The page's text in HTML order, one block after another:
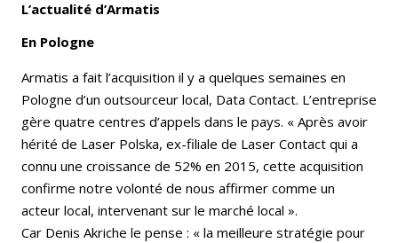
L’actualité d’Armatis
En Pologne
Armatis a fait l’acquisition il y a quelques semaines en
Pologne d’un outsourceur local, Data Contact. L’entreprise
gère quatre centres d’appels dans le pays. « Après avoir
hérité de Laser Polska, ex-filiale de Laser Contact qui a
connu une croissance de 52% en 2015, cette acquisition
confirme notre volonté de nous affirmer comme un
acteur local, intervenant sur le marché local ».
Car Denis Akriche le pense : « la meilleure stratégie pour